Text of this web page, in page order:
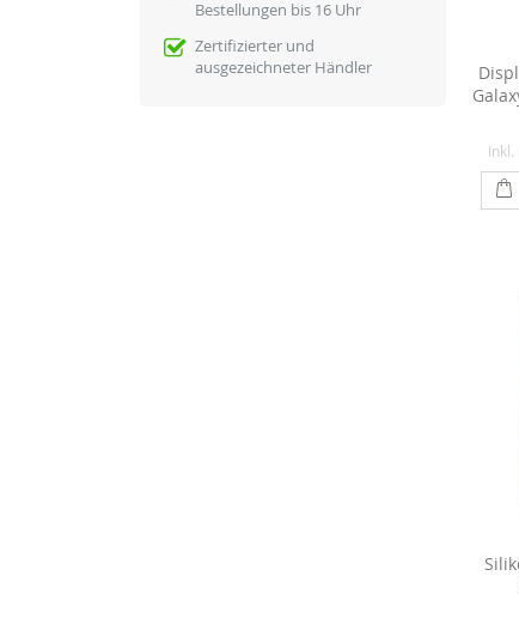
Inkl.
Bestellungen bis 16 Uhr
Zertifizierter und
ausgezeichneter Händler